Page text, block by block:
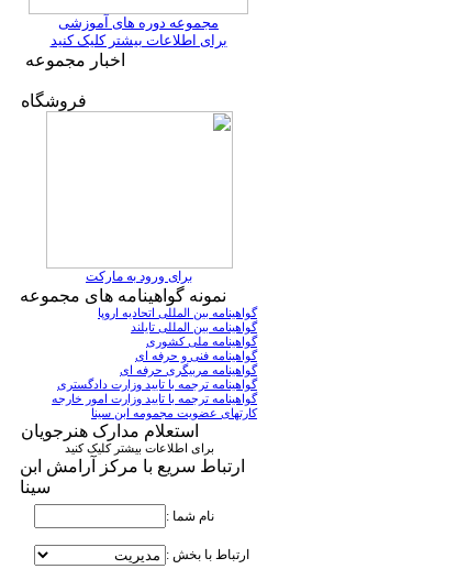
مجموعه دوره های آموزشی
برای اطلاعات بیشتر کلیک کنید
اخبار مجموعه
فروشگاه
برای ورود به مارکت
نمونه گواهینامه های مجموعه
گواهینامه بین المللی اتحادیه اروپا
گواهینامه بین المللی تایلند
گواهینامه ملی کشوری
گواهینامه فنی و حرفه ای
گواهینامه مربیگری حرفه ای
گواهینامه ترجمه با تایید وزارت دادگستری
گواهینامه ترجمه با تایید وزارت امور خارجه
کارتهای عضویت مجمومه ابن سینا
استعلام مدارک هنرجویان
برای اطلاعات بیشتر کلیک کنید
ارتباط سریع با مرکز آرامش ابن
سینا
نام شما :
ارتباط با بخش :